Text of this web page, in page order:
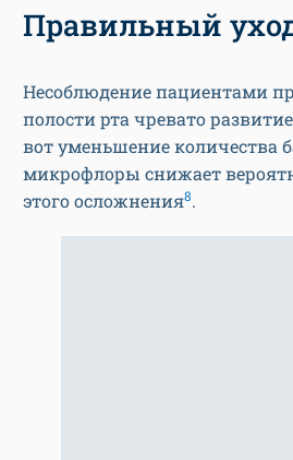
Правильный
Несоблюдение пациентами
полости рта чревато
вот уменьшение количества
микрофлоры снижает
этого осложнения8.